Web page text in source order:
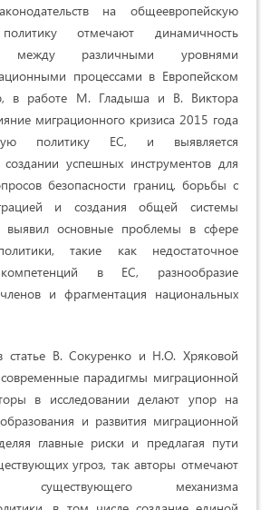
на общеевропейскую
отмечают динамичность
между различными уровнями
процессами в Европейском
в работе М. Гладыша и В. Виктора
миграционного кризиса 2015 года
политику ЕС, и выявляется
успешных инструментов для
безопасности границ, борьбы с
и создания общей системы
выявил основные проблемы в сфере
такие как недостаточное
компетенций в ЕС, разнообразие
и фрагментация национальных
В. Сокуренко и Н.О. Хряковой
современные парадигмы миграционной
в исследовании делают упор на
и развития миграционной
главные риски и предлагая пути
угроз, так авторы отмечают
существующего механизма